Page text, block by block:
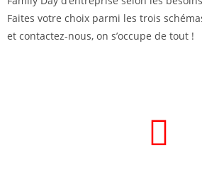
Faites votre choix parmi les trois
et contactez-nous, on s’occupe de tout !